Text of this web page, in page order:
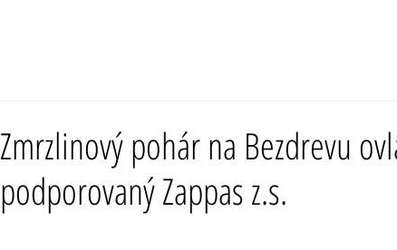
Zmrzlinový pohár na Bezdrevu
podporovaný Zappas z.s.